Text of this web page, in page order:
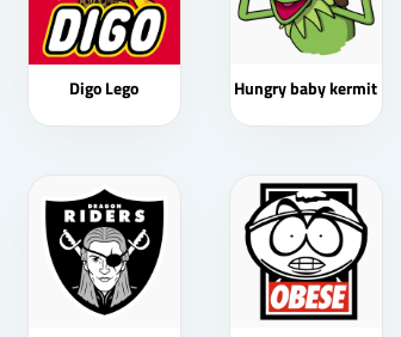
Digo Lego Hungry baby kermit